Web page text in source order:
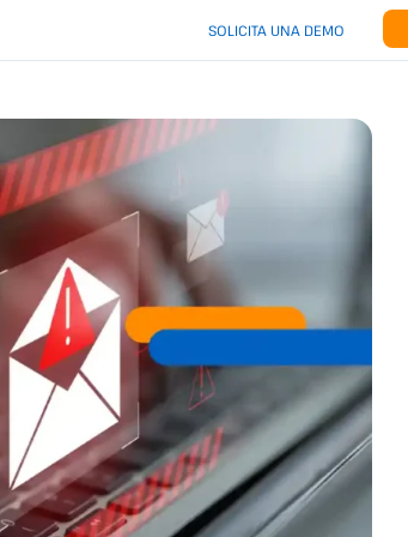
SOLICITA UNA DEMO